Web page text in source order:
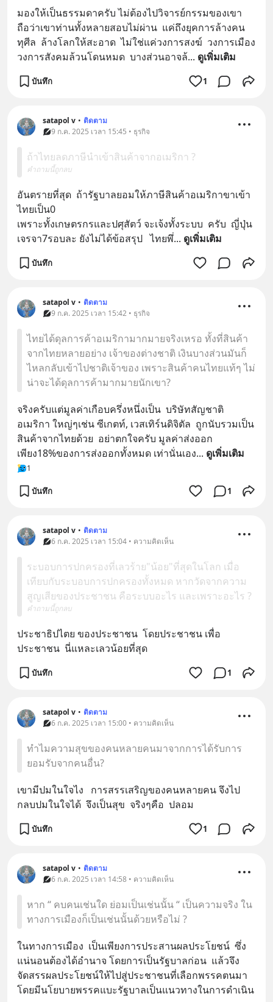
มองให้เป็นธรรมดาครับ​ ไม่ต้องไปวิจารย์กรรมของเขา  ​
ถือว่าเขาท่านทั้งหลายสอบไม่ผ่าน​  แค่ถึงยุคการล้างคน
ทุศีล​  ล้างโลกให้สะอาด​  ไม่ใช่แค่วงการสงฆ์​  วงการเมือง​
วง​การสังคมล้วนโดนหมด​  บางส่วนอาจล้... ดูเพิ่มเติม
บันทึก 1
satapol​ v • ติดตาม
9 ก.ค. 2025 เวลา 15:45 • ธุรกิจ
ถ้าไทยลดภาษีนำเข้าสินค้าจากอเมริกา ?
คำถามนี้ถูกลบ
อันตรายที่สุด​  ถ้ารัฐบาลยอมให้ภาษีสินค้าอเมริกาขาเข้า
ไทยเป็น0​
เพราะทั้งเกษตรกร​และปศุสัตว์​ จะเจ้งทั้งระบบ​  ครับ​  ญี่ปุ่น
เจรจา7รอบละ​ ยังไม่ได้ข้อสรุป​   ไทยพึ่... ดูเพิ่มเติม
บันทึก
satapol​ v • ติดตาม
9 ก.ค. 2025 เวลา 15:42 • ธุรกิจ
ไทยได้ดุลการค้าอเมริกามากมายจริงเหรอ ทั้งที่สินค้า
จากไทยหลายอย่าง เจ้าของต่างชาติ เงินบางส่วนมันก็
ไหลกลับเข้าไปชาติเจ้าของ เพราะสินค้าคนไทยแท้ๆ ไม่
น่าจะได้ดุลการค้ามากมายนักเขา?
จริงครับ​แต่มูลค่าเกือบครึ่งหนึ่ง​เป็น  บริษัทสัญชาติ
อเมริกา​ ใหญ่ๆ​เช่น ซีเกตท์​, เวสเทิร์นดิจิตัล​  ถูกนับรวมเป็น
สินค้าจากไทยด้วย​  อย่าตกใจครับ​ มูลค่าส่งออก
เพียง18%ของการส่งออกทั้งหมด​ เท่านั่นเอง... ดูเพิ่มเติม
1
บันทึก 1
satapol​ v • ติดตาม
6 ก.ค. 2025 เวลา 15:04 • ความคิดเห็น
ระบอบการปกครองที่เลวร้าย"น้อย"ที่สุดในโลก เมื่อ
เทียบกับระบอบการปกครองทั้งหมด หากวัดจากความ
สูญเสียของประชาชน คือระบบอะไร และเพราะอะไร ?
คำถามนี้ถูกลบ
ประชาธิปไตย​ ของประชาชน​  โดยประชาชน​ เพื่อ
ประชาชน​  นี่แหละ​เลวน้อยที่สุด​
บันทึก 1
satapol​ v • ติดตาม
6 ก.ค. 2025 เวลา 15:00 • ความคิดเห็น
ทำไมความสุขของคนหลายคนมาจากการได้รับการ
ยอมรับจากคนอื่น?
เขามีปมในใจไง   การสรรเสริญของคนหลายคน​ จึงไป
กลบปมในใจได้​  จึงเป็นสุข​  จริงๆคือ​  ปลอม​
บันทึก 1
satapol​ v • ติดตาม
6 ก.ค. 2025 เวลา 14:58 • ความคิดเห็น
หาก “ คบคนเช่นใด ย่อมเป็นเช่นนั้น “ เป็นความจริง ใน
ทางการเมืองก็เป็นเช่นนั้นด้วยหรือไม่ ?
ในทางการเมือง​  เป็นเพียงการประสานผลประโยชน์​  ซึ่ง
แน่นอนต้องได้อำนาจ​ โดยการเป็นรัฐบาลก่อน​  แล้วจึง
จัดสรรผลประโยชน์ให้ไปสู่ประชาชนที่เลือกพรรคตนมา​
โดยมีนโยบายพรรคแบะรัฐบาลเป็นแนวทาง​ในการดำเนิน